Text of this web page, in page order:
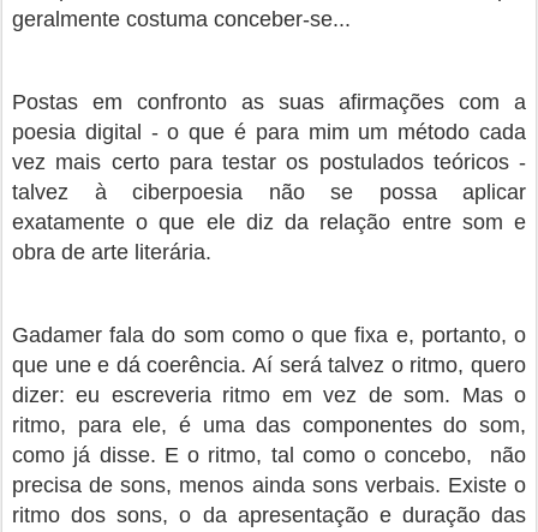
geralmente costuma conceber-se...
Postas em confronto as suas afirmações com a
poesia digital - o que é para mim um método cada
vez mais certo para testar os postulados teóricos -
talvez à ciberpoesia não se possa aplicar
exatamenteo que ele diz da relação entre som e
obra de arte literária.
Gadamer fala do som como o que fixa e, portanto, o
que une e dá coerência. Aí será talvez o ritmo, quero
dizer: eu escreveria ritmo em vez de som. Mas o
ritmo, para ele, é uma das componentes do som,
como já disse. E o ritmo, tal como o concebo, não
precisa de sons, menos ainda sons verbais. Existe o
ritmo dos sons, o da apresentação e duração das